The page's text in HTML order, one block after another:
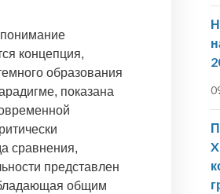
понимание
концепция,
образования
показана
сравнения,
представлен
общим